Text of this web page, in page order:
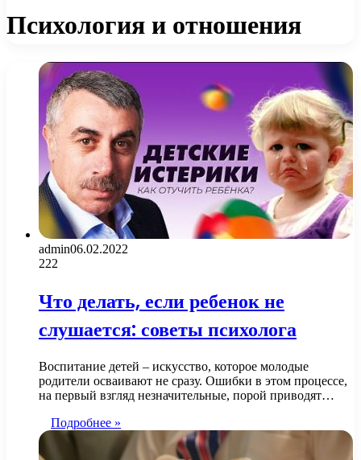
Психология и отношения
admin06.02.2022
222
Что делать, если ребенок не
слушается: советы психолога
Воспитание детей – искусство, которое молодые
родители осваивают не сразу. Ошибки в этом процессе,
на первый взгляд незначительные, порой приводят…
Подробнее »